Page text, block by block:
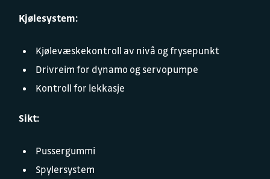
Kjølesystem:
Kjølevæskekontroll av nivå og frysepunkt
Drivreim for dynamo og servopumpe
Kontroll for lekkasje
Sikt:
Pussergummi
Spylersystem